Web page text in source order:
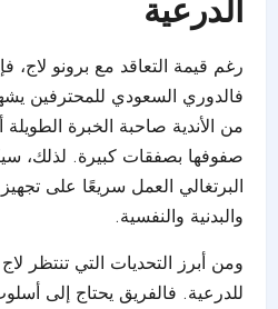
الدرعية
رغم قيمة التعاقد مع برونو
فالدوري السعودي للمحترفين
من الأندية صاحبة الخبرة
صفوفها بصفقات كبيرة. لذلك،
البرتغالي العمل سريعًا على
والبدنية والنفسية.
ومن أبرز التحديات التي تنتظر
للدرعية. فالفريق يحتاج إلى